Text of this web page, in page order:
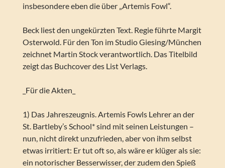
insbesondere eben die über „Artemis Fowl“.
Beck liest den ungekürzten Text. Regie führte Margit
Osterwold. Für den Ton im Studio Giesing/München
zeichnet Martin Stock verantwortlich. Das Titelbild
zeigt das Buchcover des List Verlags.
_Für die Akten_
1) Das Jahreszeugnis. Artemis Fowls Lehrer an der
St. Bartleby’s School* sind mit seinen Leistungen –
nun, nicht direkt unzufrieden, aber von ihm selbst
etwas irritiert: Er tut oft so, als wäre er klüger als sie:
ein notorischer Besserwisser, der zudem den Spieß